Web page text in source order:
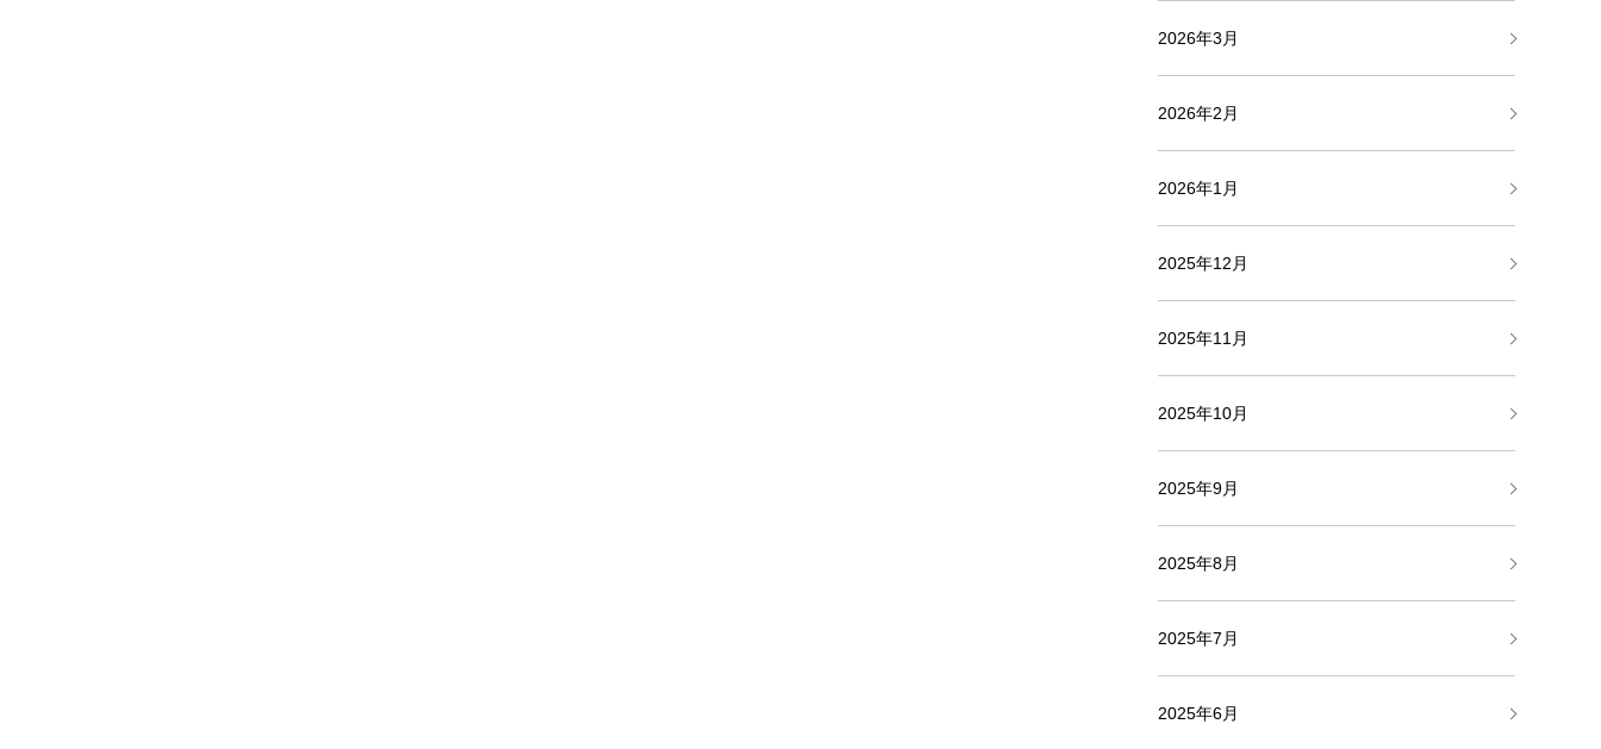
2026年3月
2026年2月
2026年1月
2025年12月
2025年11月
2025年10月
2025年9月
2025年8月
2025年7月
2025年6月